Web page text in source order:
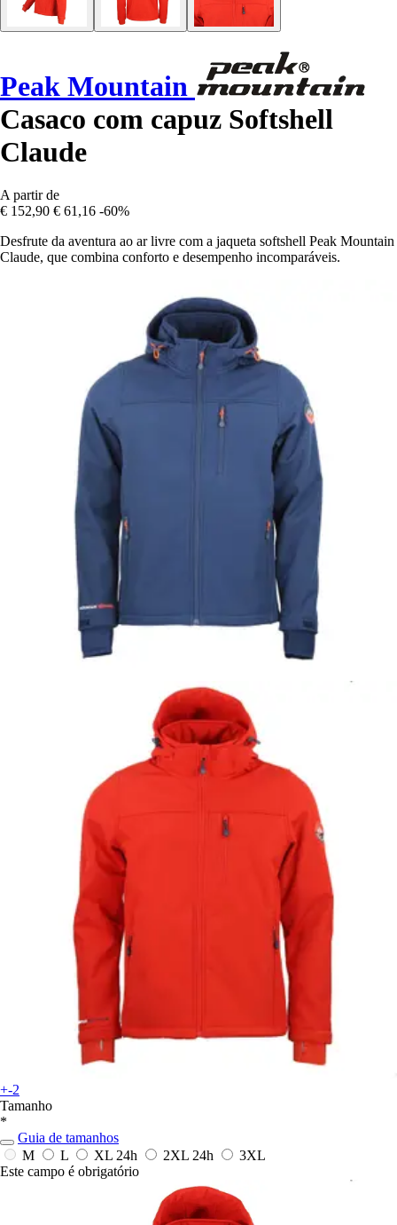
Peak Mountain
Casaco com capuz Softshell
Claude
A partir de
€ 152,90 € 61,16 -60%
Desfrute da aventura ao ar livre com a jaqueta softshell Peak Mountain
Claude, que combina conforto e desempenho incomparáveis.
+-2
Tamanho
*
Guia de tamanhos
M
L XL 24h 2XL 24h
3XL
Este campo é obrigatório